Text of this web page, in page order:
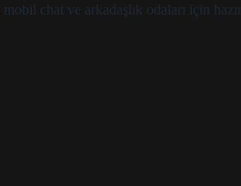
chat ve arkadaşlık odaları için